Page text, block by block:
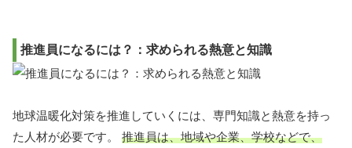
推進員になるには？：求められる熱意と知識
地球温暖化対策を推進していくには、専門知識と熱意を持っ
た人材が必要です。 推進員は、地域や企業、学校などで、